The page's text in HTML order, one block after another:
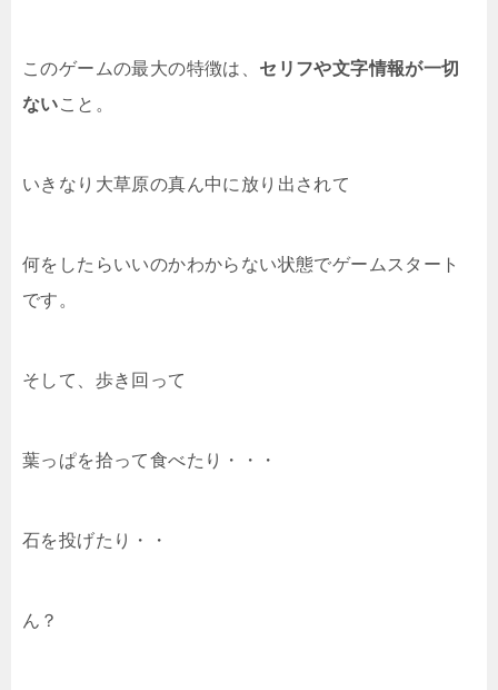
このゲームの最大の特徴は、 セリフや文字情報が一切
ないこと。
いきなり大草原の真ん中に放り出されて
何をしたらいいのかわからない状態でゲームスタート
です。
そして、歩き回って
葉っぱを拾って食べたり・・・
石を投げたり・・
ん？